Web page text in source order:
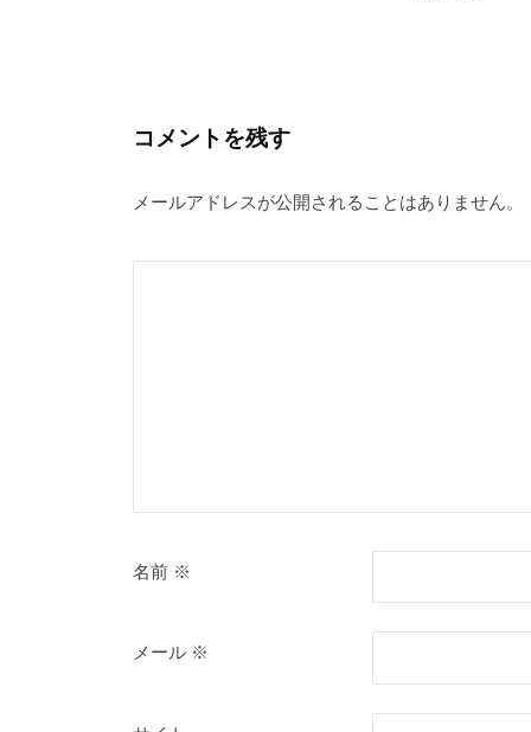
コメントを残す
メールアドレスが公開されることはありません。
名前 ※
メール ※